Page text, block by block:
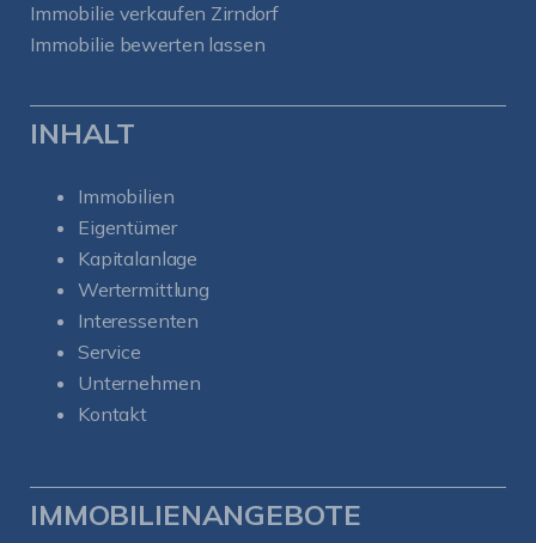
Immobilie verkaufen Zirndorf
Immobilie bewerten lassen
INHALT
Immobilien
Eigentümer
Kapitalanlage
Wertermittlung
Interessenten
Service
Unternehmen
Kontakt
IMMOBILIENANGEBOTE